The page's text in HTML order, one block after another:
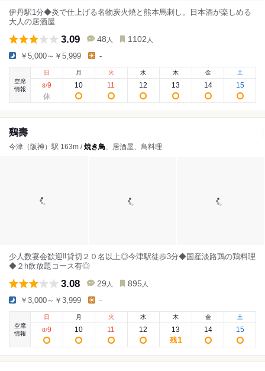
伊丹駅1分◆炎で仕上げる名物炭火焼と熊本馬刺し。日本酒が楽しめる
大人の居酒屋
3.09 48 人 1102 人
￥5,000～￥5,999 -
空席
情報
日
8/9
月
10
火
11
水
12
木
13
金
14
土
15
鷄壽
今津（阪神）駅 163m /焼き鳥、居酒屋、鳥料理
少人数宴会歓迎‼貸切２０名以上◎今津駅徒歩3分◆国産淡路鶏の鶏料理
◆２h飲放題コース有◎
3.08 29 人 895 人
￥3,000～￥3,999 -
空席
情報
日
8/9
月
10
火
11
水
12
木
13
残1
金
14
土
15